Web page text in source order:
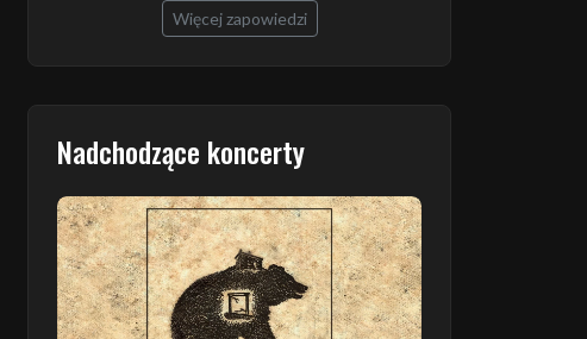
Więcej zapowiedzi
Nadchodzące koncerty